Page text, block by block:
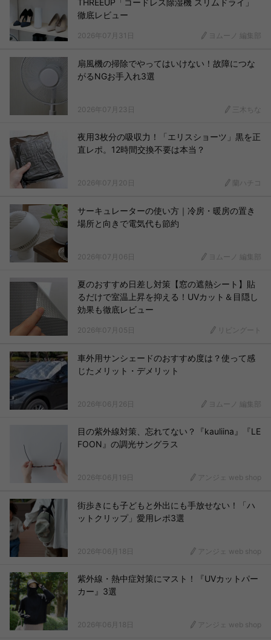
THREEUP「コードレス除湿機 スリムドライ」
徹底レビュー
2026年07月31日 ヨムーノ 編集部
扇風機の掃除でやってはいけない！故障につな
がるNGお手入れ3選
2026年07月23日 三木ちな
夜用3枚分の吸収力！「エリスショーツ」黒を正
直レポ。12時間交換不要は本当？
2026年07月20日 蘭ハチコ
サーキュレーターの使い方｜冷房・暖房の置き
場所と向きで電気代も節約
2026年07月06日 ヨムーノ 編集部
夏のおすすめ日差し対策【窓の遮熱シート】貼
るだけで室温上昇を抑える！UVカット＆目隠し
効果も徹底レビュー
2026年07月05日 リビングート
車外用サンシェードのおすすめ度は？使って感
じたメリット・デメリット
2026年06月26日 ヨムーノ 編集部
目の紫外線対策、忘れてない？『kauliina』『LE
FOON』の調光サングラス
2026年06月19日 アンジェ web shop
街歩きにも子どもと外出にも手放せない！「ハ
ットクリップ」愛用レポ3選
2026年06月18日 アンジェ web shop
紫外線・熱中症対策にマスト！『UVカットパー
カー』3選
2026年06月18日 アンジェ web shop